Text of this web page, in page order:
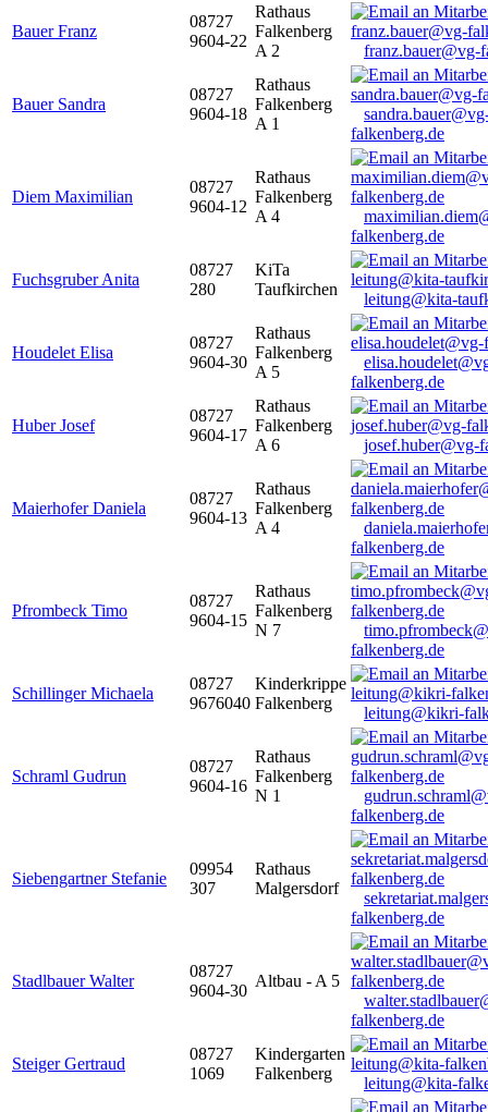
Bauer Franz
08727
9604-22
Rathaus
Falkenberg
A 2
franz.bauer@vg-
Bauer Sandra
08727
9604-18
Rathaus
Falkenberg
A 1
falkenberg.de
Diem Maximilian
08727
9604-12
Rathaus
Falkenberg
A 4
falkenberg.de
Fuchsgruber Anita
08727
280
KiTa
Taufkirchen
leitung@kita-
Houdelet Elisa
08727
9604-30
Rathaus
Falkenberg
A 5
falkenberg.de
Huber Josef
08727
9604-17
Rathaus
Falkenberg
A 6
josef.huber@vg-
Maierhofer Daniela
08727
9604-13
Rathaus
Falkenberg
A 4
falkenberg.de
Pfrombeck Timo
08727
9604-15
Rathaus
Falkenberg
N 7
falkenberg.de
Schillinger Michaela
08727
9676040
Kinderkrippe
Falkenberg
leitung@kikri-
Schraml Gudrun
08727
9604-16
Rathaus
Falkenberg
N 1
falkenberg.de
Siebengartner Stefanie
09954
307
Rathaus
Malgersdorf
falkenberg.de
Stadlbauer Walter
08727
9604-30
Altbau - A 5
falkenberg.de
Steiger Gertraud
08727
1069
Kindergarten
Falkenberg
leitung@kita-